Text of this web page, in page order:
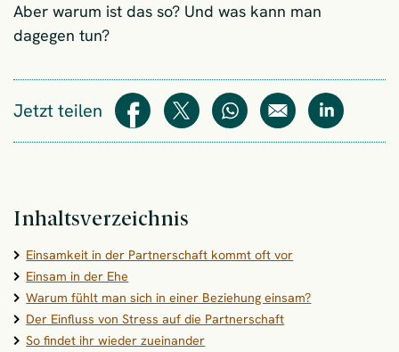
Aber warum ist das so? Und was kann man
dagegen tun?
Jetzt teilen Teilen Teilen WhatsAppE-Mail Teilen
Inhaltsverzeichnis
Einsamkeit in der Partnerschaft kommt oft vor
Einsam in der Ehe
Warum fühlt man sich in einer Beziehung einsam?
Der Einfluss von Stress auf die Partnerschaft
So findet ihr wieder zueinander